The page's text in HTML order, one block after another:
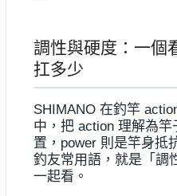
調性與硬度：一個
扛多少
SHIMANO 在釣竿
中，把 action 理解為
置，power 則是竿身抵
釣友常用語，就是「調
一起看。